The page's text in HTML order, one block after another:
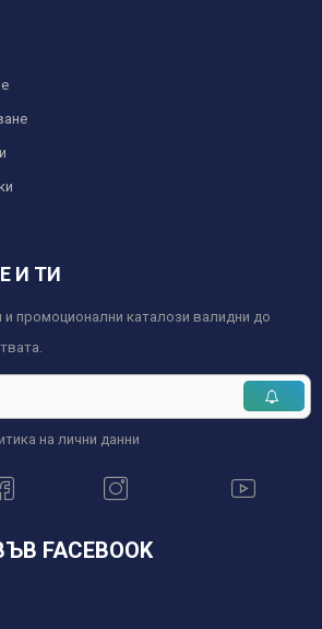
И ТИ
и промоционални каталози валидни до
на лични данни
FACEBOOK